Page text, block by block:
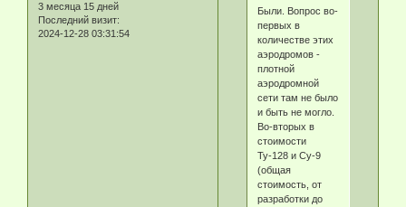
3 месяца 15 дней
Последний визит:
2024-12-28 03:31:54
Были. Вопрос во-
первых в
количестве этих
аэродромов -
плотной
аэродромной
сети там не было
и быть не могло.
Во-вторых в
стоимости
Ту-128 и Су-9
(общая
стоимость, от
разработки до